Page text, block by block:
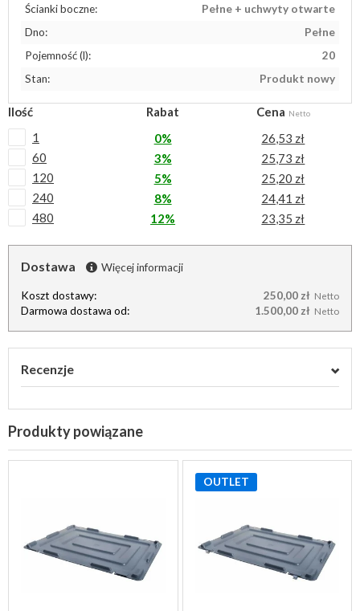
Ścianki boczne:
Pełne + uchwyty otwarte
Dno:
Pełne
Pojemność (l):
20
Stan:
Produkt nowy
Ilość Rabat Cena Netto
1 0%
26,53 zł
60
3%
25,73 zł
120
5%
25,20 zł
240
8%
24,41 zł
480
12% 23,35 zł
Dostawa Więcej informacji
Koszt dostawy: 250,00 zł Netto
Darmowa dostawa od: 1.500,00 zł Netto
Recenzje
Produkty powiązane
OUTLET